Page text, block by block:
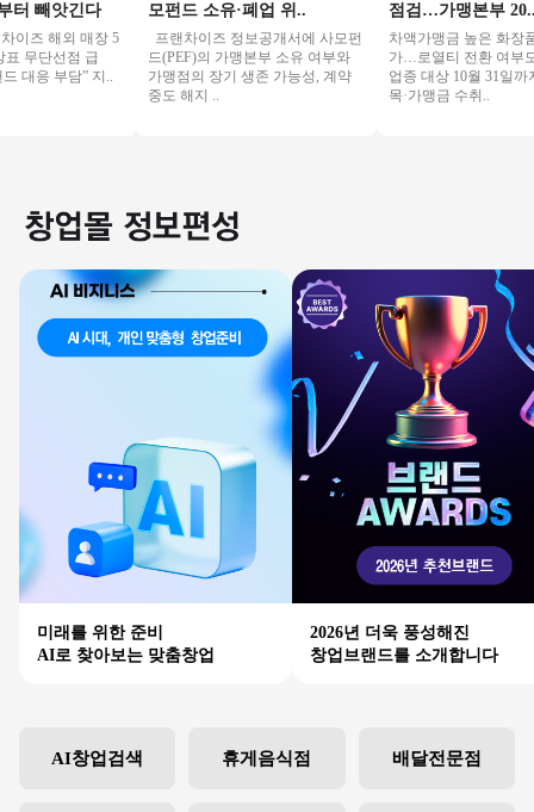
앗긴다
해외 매장 5
단선점 급
부담” 지..
모펀드 소유·폐업 위..
프랜차이즈 정보공개서에 사모펀
드(PEF)의 가맹본부 소유 여부와
가맹점의 장기 생존 가능성, 계약
중도 해지 ..
점검…가맹본부 20..
차액가맹금 높은 화장품 업
가…로열티 전환 여부도 점
업종 대상 10월 31일까지…
목·가맹금 수취..
미래를 위한 준비
AI로 찾아보는 맞춤창업
2026년 더욱 풍성해진
창업브랜드를 소개합니다
AI창업검색 휴게음식점 배달전문점